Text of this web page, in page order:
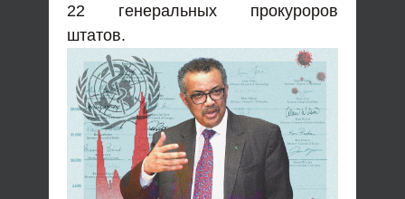
22 генеральных прокуроров
штатов.